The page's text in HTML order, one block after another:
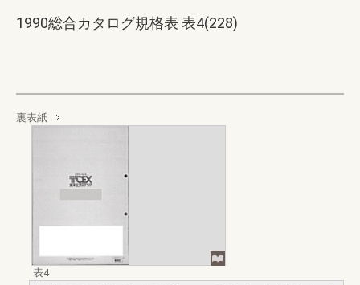
1990総合カタログ規格表 表4(228)
裏表紙
表4